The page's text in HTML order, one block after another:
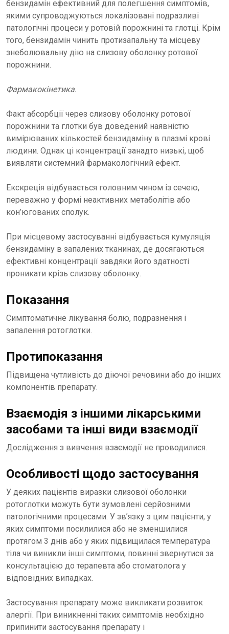
бензидамін ефективний для полегшення симптомів,
якими супроводжуються локалізовані подразливі
патологічні процеси у ротовій порожнині та глотці. Крім
того, бензидамін чинить протизапальну та місцеву
знеболювальну дію на слизову оболонку ротової
порожнини.
Фармакокінетика.
Факт абсорбції через слизову оболонку ротової
порожнини та глотки був доведений наявністю
вимірюваних кількостей бензидаміну в плазмі крові
людини. Однак ці концентрації занадто низькі, щоб
виявляти системний фармакологічний ефект.
Екскреція відбувається головним чином із сечею,
переважно у формі неактивних метаболітів або
кон’югованих сполук.
При місцевому застосуванні відбувається кумуляція
бензидаміну в запалених тканинах, де досягаються
ефективні концентрації завдяки його здатності
проникати крізь слизову оболонку.
Показання
Симптоматичне лікування болю, подразнення і
запалення ротоглотки.
Протипоказання
Підвищена чутливість до діючої речовини або до інших
компонентів препарату.
Взаємодія з іншими лікарськими
засобами та інші види взаємодії
Дослідження з вивчення взаємодії не проводилися.
Особливості щодо застосування
У деяких пацієнтів виразки слизової оболонки
ротоглотки можуть бути зумовлені серйозними
патологічними процесами. У зв’язку з цим пацієнти, у
яких симптоми посилилися або не зменшилися
протягом 3 днів або у яких підвищилася температура
тіла чи виникли інші симптоми, повинні звернутися за
консультацією до терапевта або стоматолога у
відповідних випадках.
Застосування препарату може викликати розвиток
алергії. При виникненні таких симптомів необхідно
припинити застосування препарату і